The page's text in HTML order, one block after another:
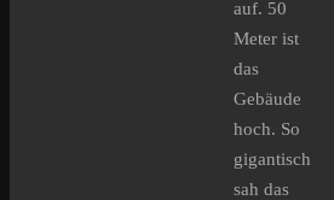
auf. 50
Meter ist
das
Gebäude
hoch. So
gigantisch
sah das